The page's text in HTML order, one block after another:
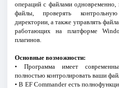
операций с файлами одновременно,
файлы, проверять
директории, а также управлять
работающих на платформе
плагинов.
Основные возможности:
• Программа имеет
полностью контролировать ваши
• В EF Commander есть